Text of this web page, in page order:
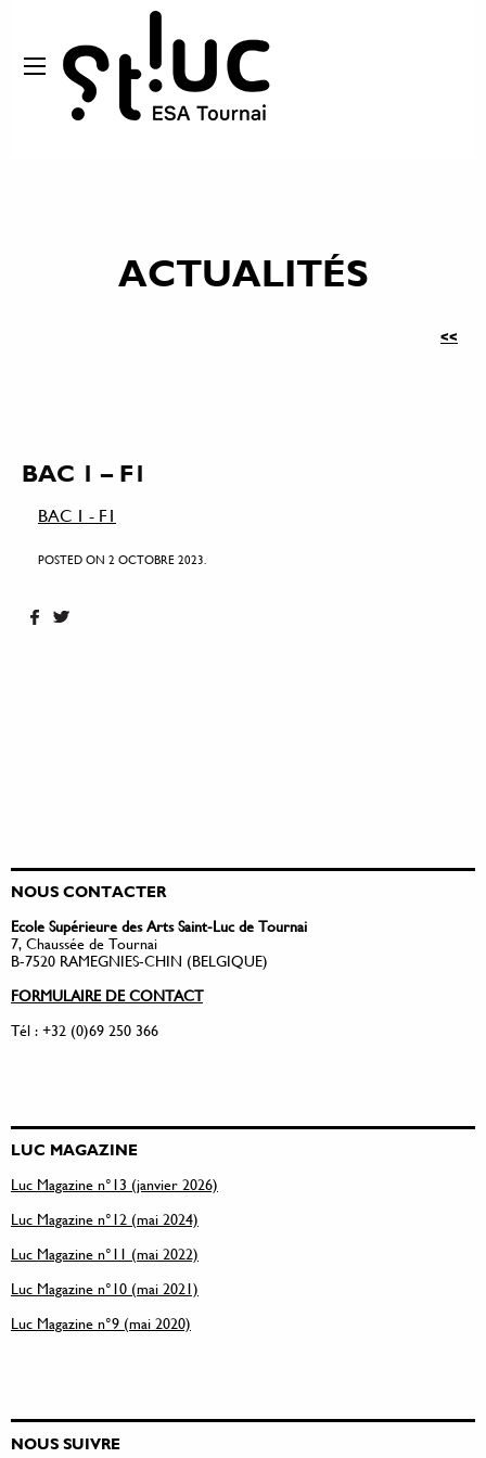
ACTUALITÉS
<<
BAC 1 – F1
BAC 1 - F1
POSTED ON 2 OCTOBRE 2023.
NOUS CONTACTER
Ecole Supérieure des Arts Saint-Luc de Tournai
7, Chaussée de Tournai
B-7520 RAMEGNIES-CHIN (BELGIQUE)
FORMULAIRE DE CONTACT
Tél : +32 (0)69 250 366
LUC MAGAZINE
Luc Magazine n°13 (janvier 2026)
Luc Magazine n°12 (mai 2024)
Luc Magazine n°11 (mai 2022)
Luc Magazine n°10 (mai 2021)
Luc Magazine n°9 (mai 2020)
NOUS SUIVRE